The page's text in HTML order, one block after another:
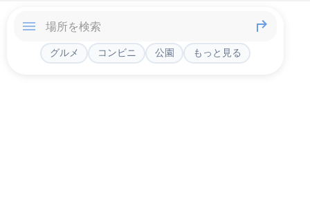
グルメ コンビニ 公園 もっと見る